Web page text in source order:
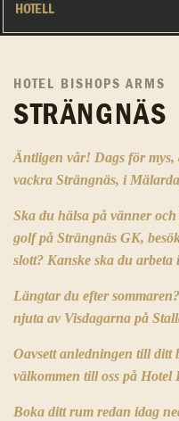
HOTEL BISHOPS ARMS
STRÄNGNÄS
Äntligen vår! Dags för
vackra Strängnäs, i
Ska du hälsa på vänner
golf på Strängnäs GK,
slott? Kanske ska du arbeta
Längtar du efter
njuta av Visdagarna på
Oavsett anledningen till ditt
välkommen till oss på Hotel
Boka ditt rum redan idag